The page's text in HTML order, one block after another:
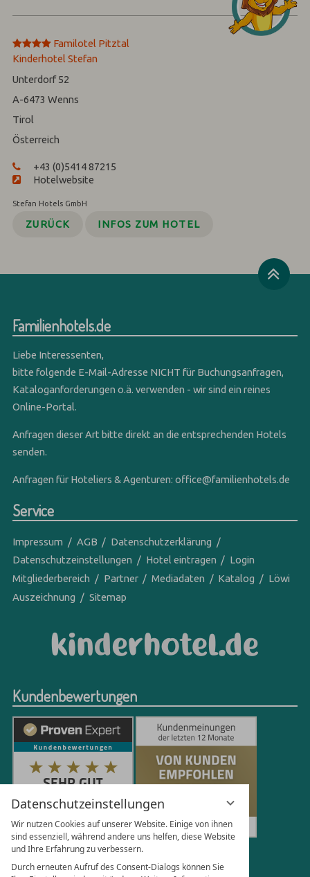
Datenschutzeinstellungen
Wir nutzen Cookies auf unserer Website. Einige von ihnen
sind essenziell, während andere uns helfen, diese Website
und Ihre Erfahrung zu verbessern.
Durch erneuten Aufruf des Consent-Dialogs können Sie
****
Familotel Pitztal
Kinderhotel Stefan
Unterdorf 52
A-6473 Wenns
Tirol
Österreich
+43 (0)5414 87215
Hotelwebsite
Stefan Hotels GmbH
ZURÜCK INFOS ZUM HOTEL
Familienhotels.de
Liebe Interessenten,
bitte folgende E-Mail-Adresse NICHT für Buchungsanfragen,
Kataloganforderungen o.ä. verwenden - wir sind ein reines
Online-Portal.
Anfragen dieser Art bitte direkt an die entsprechenden Hotels
senden.
Anfragen für Hoteliers & Agenturen:office@familienhotels.de
Service
Impressum AGB
Datenschutzerklärung
Datenschutzeinstellungen
Hotel eintragen
Login
Mitgliederbereich
Partner Mediadaten Katalog
Löwi
Auszeichnung
Sitemap
Kundenbewertungen